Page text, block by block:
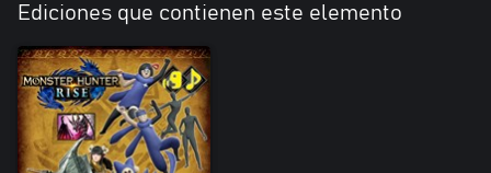
Ediciones que contienen este elemento